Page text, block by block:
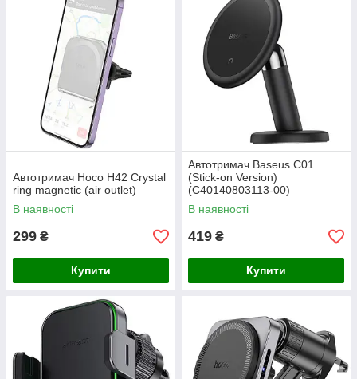
Автотримач Hoco H42 Crystal
ring magnetic (air outlet)
В наявності
299 ₴
Купити
Автотримач Baseus C01
(Stick-on Version)
(C40140803113-00)
В наявності
419 ₴
Купити